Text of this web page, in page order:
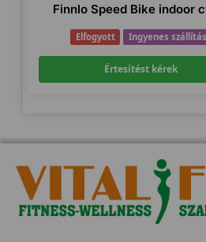
Finnlo Speed Bike indoor
Elfogyott Ingyenes szállítás
Értesítést kérek